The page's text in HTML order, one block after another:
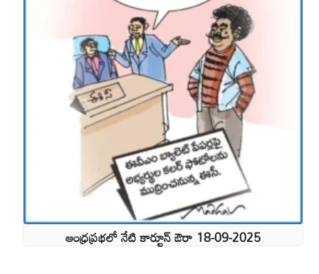
ఆంధ్రప్రభలో నేటి కార్టూన్ ఔరా 18-09-2025